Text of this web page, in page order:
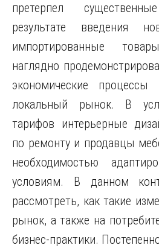
претерпел
результате введения
импортированные
наглядно
экономические процессы
локальный рынок. В
тарифов интерьерные
по ремонту и продавцы
необходимостью
условиям. В данном
рассмотреть, как такие
рынок, а также на
бизнес-практики.